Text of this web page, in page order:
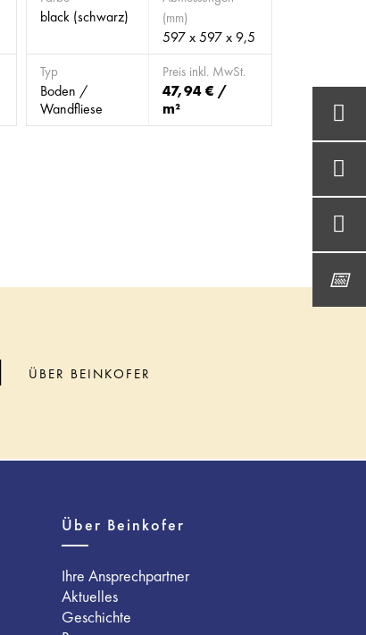
black (schwarz)
(mm)
597 x 597 x 9,5
Typ
Boden /
Wandfliese
Preis inkl. MwSt.
47,94 € /
m²
ÜBER BEINKOFER
Über Beinkofer
Ihre Ansprechpartner
Aktuelles
Geschichte